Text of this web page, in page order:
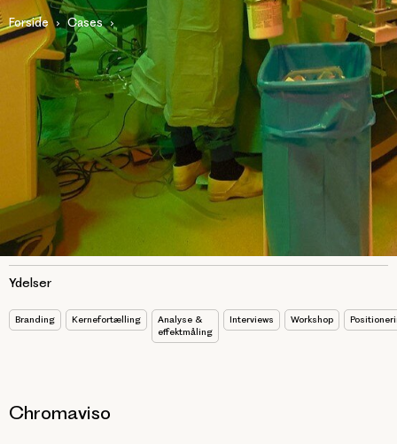
Forside Cases
Ydelser
Branding Kernefortælling
Analyse &
effektmåling
Interviews Workshop
Chromaviso